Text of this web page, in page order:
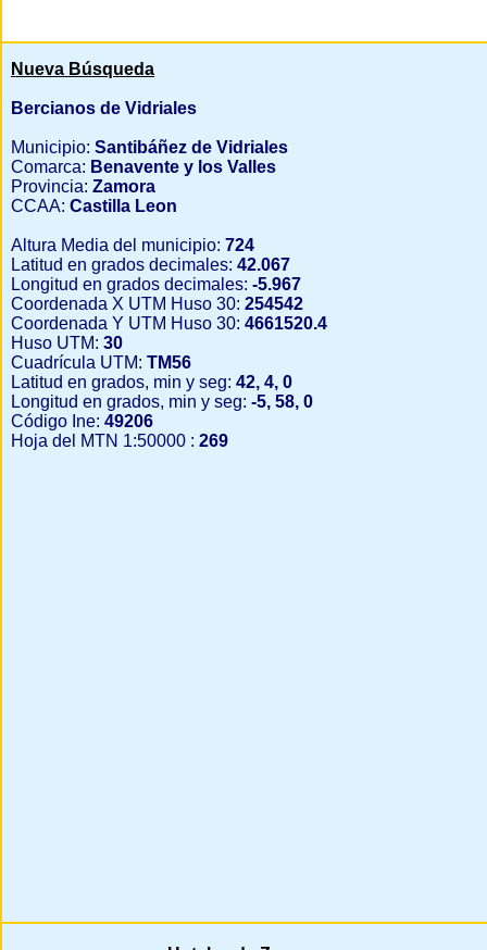
Nueva Búsqueda
Bercianos de Vidriales
Municipio: Santibáñez de Vidriales
Comarca: Benavente y los Valles
Provincia: Zamora
CCAA: Castilla Leon
Altura Media del municipio: 724
Latitud en grados decimales: 42.067
Longitud en grados decimales: -5.967
Coordenada X UTM Huso 30: 254542
Coordenada Y UTM Huso 30: 4661520.4
Huso UTM: 30
Cuadrícula UTM: TM56
Latitud en grados, min y seg: 42, 4, 0
Longitud en grados, min y seg: -5, 58, 0
Código Ine: 49206
Hoja del MTN 1:50000 : 269